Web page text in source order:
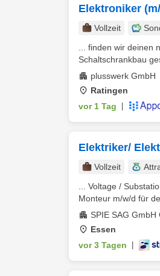
Elektroniker
Vollzeit
... finden wir
Schaltschrankbau
plusswerk GmbH
Ratingen
vor 1 Tag
Elektriker/
Vollzeit
... Voltage /
Monteur m/w/d für
SPIE SAG GmbH
Essen
vor 3 Tagen